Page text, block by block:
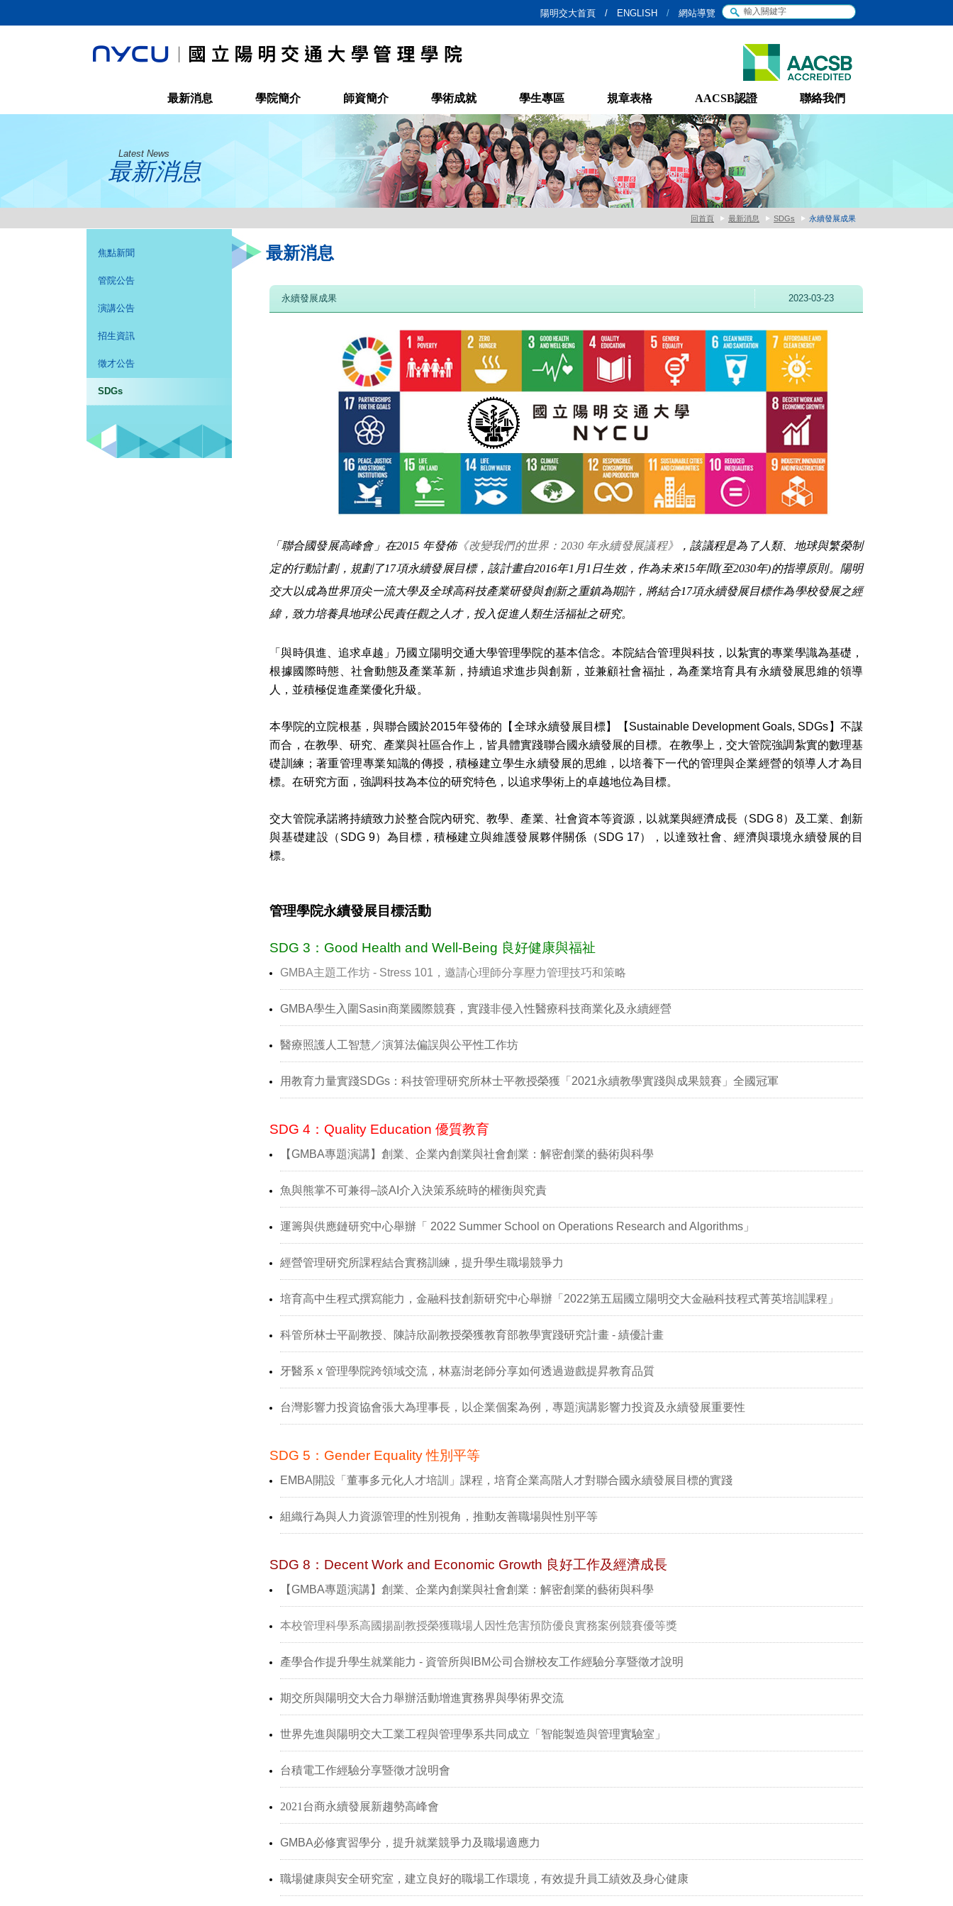
陽明交大首頁 / ENGLISH / 網站導覽
最新消息 學院簡介 師資簡介 學術成就 學生專區 規章表格 AACSB認證 聯絡我們
Latest News
最新消息
回首頁 最新消息 SDGs 永續發展成果
焦點新聞
管院公告
演講公告
招生資訊
徵才公告
SDGs
最新消息
2023-03-23
永續發展成果
「聯合國發展高峰會」在2015 年發佈《改變我們的世界：2030 年永續發展議程》
，該議程是為了人類、地球與繁榮制
定的行動計劃，規劃了17項永續發展目標，該計畫自2016年1月1日生效，作為未來15年間(至2030年)的指導原則。陽明
交大以成為世界頂尖一流大學及全球高科技產業研發與創新之重鎮為期許，將結合17項永續發展目標作為學校發展之經
緯，致力培養具地球公民責任觀之人才，投入促進人類生活福祉之研究。
「與時俱進、追求卓越」乃國立陽明交通大學管理學院的基本信念。本院結合管理與科技，以紮實的專業學識為基礎，
根據國際時態、社會動態及產業革新，持續追求進步與創新，並兼顧社會福扯，為產業培育具有永續發展思維的領導
人，並積極促進產業優化升級。
本學院的立院根基，與聯合國於2015年發佈的【全球永續發展目標】【Sustainable Development Goals, SDGs】不謀
而合，在教學、研究、產業與社區合作上，皆具體實踐聯合國永續發展的目標。在教學上，交大管院強調紮實的數理基
礎訓練；著重管理專業知識的傳授，積極建立學生永續發展的思維，以培養下一代的管理與企業經營的領導人才為目
標。在研究方面，強調科技為本位的研究特色，以追求學術上的卓越地位為目標。
交大管院承諾將持續致力於整合院內研究、教學、產業、社會資本等資源，以就業與經濟成長（SDG 8）及工業、創新
與基礎建設（SDG 9）為目標，積極建立與維護發展夥伴關係（SDG 17），以達致社會、經濟與環境永續發展的目
標。
管理學院永續發展目標活動
SDG 3：Good Health and Well-Being 良好健康與福祉
GMBA主題工作坊 - Stress 101，邀請心理師分享壓力管理技巧和策略
GMBA學生入圍Sasin商業國際競賽，實踐非侵入性醫療科技商業化及永續經營
醫療照護人工智慧／演算法偏誤與公平性工作坊
用教育力量實踐SDGs：科技管理研究所林士平教授榮獲「2021永續教學實踐與成果競賽」全國冠軍
SDG 4：Quality Education 優質教育
【GMBA專題演講】創業、企業內創業與社會創業：解密創業的藝術與科學
魚與熊掌不可兼得–談AI介入決策系統時的權衡與究責
運籌與供應鏈研究中心舉辦「 2022 Summer School on Operations Research and Algorithms」
經營管理研究所課程結合實務訓練，提升學生職場競爭力
培育高中生程式撰寫能力，金融科技創新研究中心舉辦「2022第五屆國立陽明交大金融科技程式菁英培訓課程」
科管所林士平副教授、陳詩欣副教授榮獲教育部教學實踐研究計畫 - 績優計畫
牙醫系 x 管理學院跨領域交流，林嘉澍老師分享如何透過遊戲提昇教育品質
台灣影響力投資協會張大為理事長，以企業個案為例，專題演講影響力投資及永續發展重要性
SDG 5：Gender Equality 性別平等
EMBA開設「董事多元化人才培訓」課程，培育企業高階人才對聯合國永續發展目標的實踐
組織行為與人力資源管理的性別視角，推動友善職場與性別平等
SDG 8：Decent Work and Economic Growth 良好工作及經濟成長
【GMBA專題演講】創業、企業內創業與社會創業：解密創業的藝術與科學
本校管理科學系高國揚副教授榮獲職場人因性危害預防優良實務案例競賽優等獎
產學合作提升學生就業能力 - 資管所與IBM公司合辦校友工作經驗分享暨徵才說明
期交所與陽明交大合力舉辦活動增進實務界與學術界交流
世界先進與陽明交大工業工程與管理學系共同成立「智能製造與管理實驗室」
台積電工作經驗分享暨徵才說明會
2021台商永續發展新趨勢高峰會
GMBA必修實習學分，提升就業競爭力及職場適應力
職場健康與安全研究室，建立良好的職場工作環境，有效提升員工績效及身心健康